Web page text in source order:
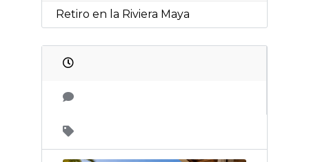
Retiro en la Riviera Maya